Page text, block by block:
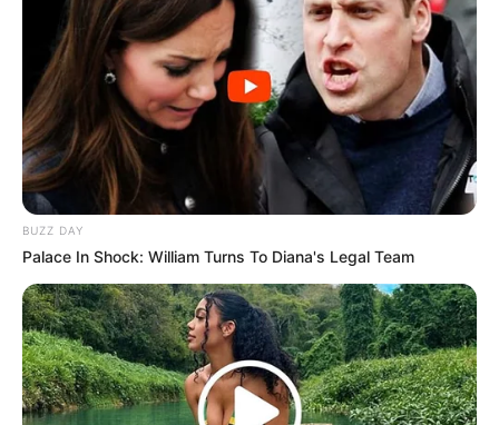
BUZZ DAY
Palace In Shock: William Turns To Diana's Legal Team